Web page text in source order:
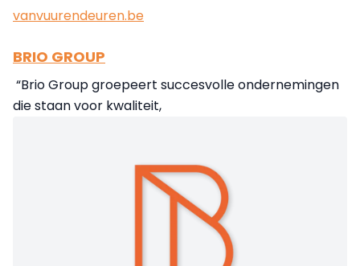
vanvuurendeuren.be
BRIO GROUP
“Brio Group groepeert succesvolle ondernemingen
die staan voor kwaliteit,